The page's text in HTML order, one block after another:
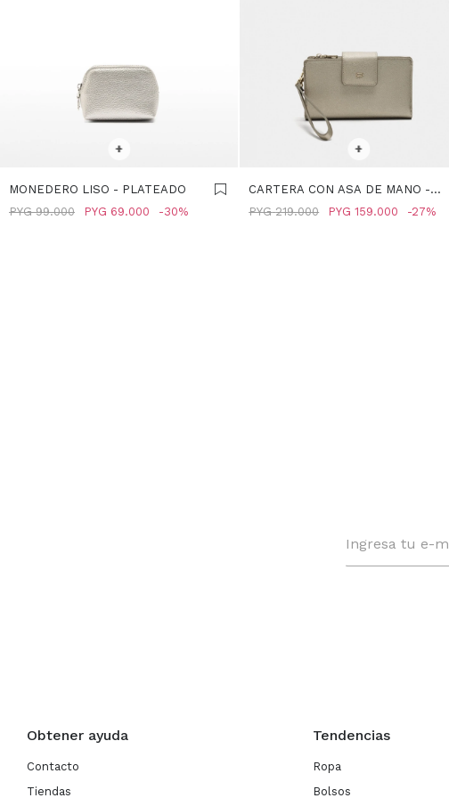
+
MONEDERO LISO - PLATEADO
PYG 69.000
PYG 99.000 30
SELECCIONAR TALLE
+
CARTERA CON ASA DE MANO -
PLATEADO
PYG 159.000
PYG 219.000 27
Obtener ayuda
Contacto
Tiendas
Tendencias
Ropa
Bolsos